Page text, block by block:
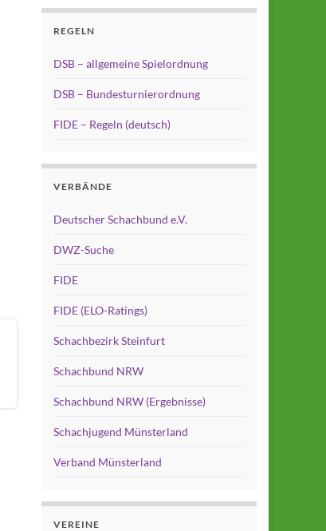
REGELN
DSB – allgemeine Spielordnung
DSB – Bundesturnierordnung
FIDE – Regeln (deutsch)
VERBÄNDE
Deutscher Schachbund e.V.
DWZ-Suche
FIDE
FIDE (ELO-Ratings)
Schachbezirk Steinfurt
Schachbund NRW
Schachbund NRW (Ergebnisse)
Schachjugend Münsterland
Verband Münsterland
VEREINE